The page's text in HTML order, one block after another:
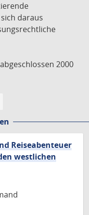
daraus
2000
Reiseabenteuer
westlichen